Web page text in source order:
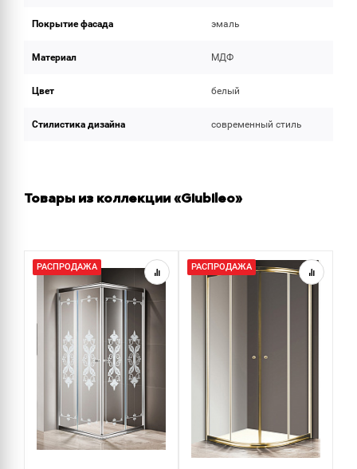
Покрытие фасада эмаль
Материал МДФ
Цвет белый
Стилистика дизайна современный стиль
Товары из коллекции «Giubileo»
РАСПРОДАЖА РАСПРОДАЖА